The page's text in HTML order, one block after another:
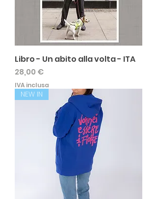
Libro - Un abito alla volta - ITA
Prezzo
28,00 €
IVA inclusa
NEW IN